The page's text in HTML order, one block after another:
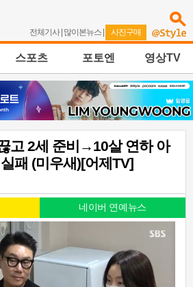
전체기사| 많이본뉴스 | 사진구매
스포츠 포토엔 영상TV
고 2세 준비→10살 연하 아
패 (미우새)[어제TV]
네이버 연예뉴스